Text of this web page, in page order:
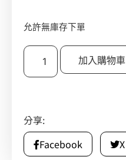
允許無庫存下單
加入購物車
分享:
Facebook
X